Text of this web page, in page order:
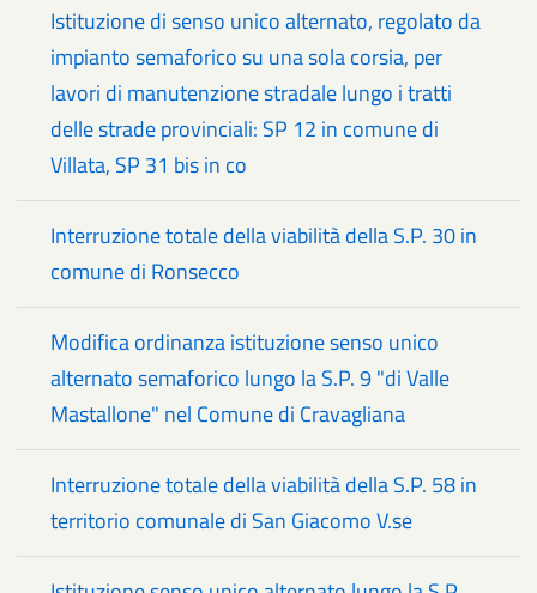
Istituzione di senso unico alternato, regolato da
impianto semaforico su una sola corsia, per
lavori di manutenzione stradale lungo i tratti
delle strade provinciali: SP 12 in comune di
Villata, SP 31 bis in co
Interruzione totale della viabilità della S.P. 30 in
comune di Ronsecco
Modifica ordinanza istituzione senso unico
alternato semaforico lungo la S.P. 9 "di Valle
Mastallone" nel Comune di Cravagliana
Interruzione totale della viabilità della S.P. 58 in
territorio comunale di San Giacomo V.se